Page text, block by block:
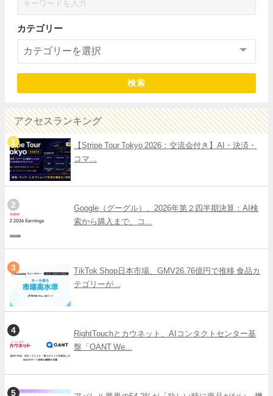
カテゴリー
検索
アクセスランキング
【Stripe Tour Tokyo 2026：交流会付き】AI・決済・
コマ...
Google（グーグル）、2026年第２四半期決算：AI検
索から購入まで、コ...
TikTok Shop日本市場、GMV26.76億円で推移 食品カ
テゴリーが...
RightTouchとカウネット、AIコンタクトセンター基
盤「QANT We...